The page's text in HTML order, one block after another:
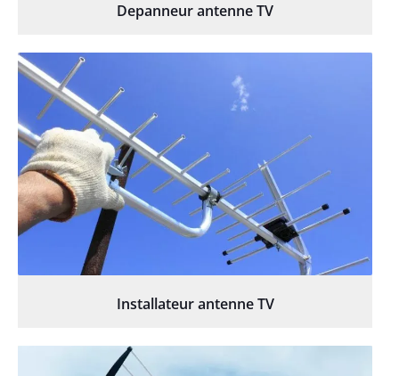
Depanneur antenne TV
Installateur antenne TV